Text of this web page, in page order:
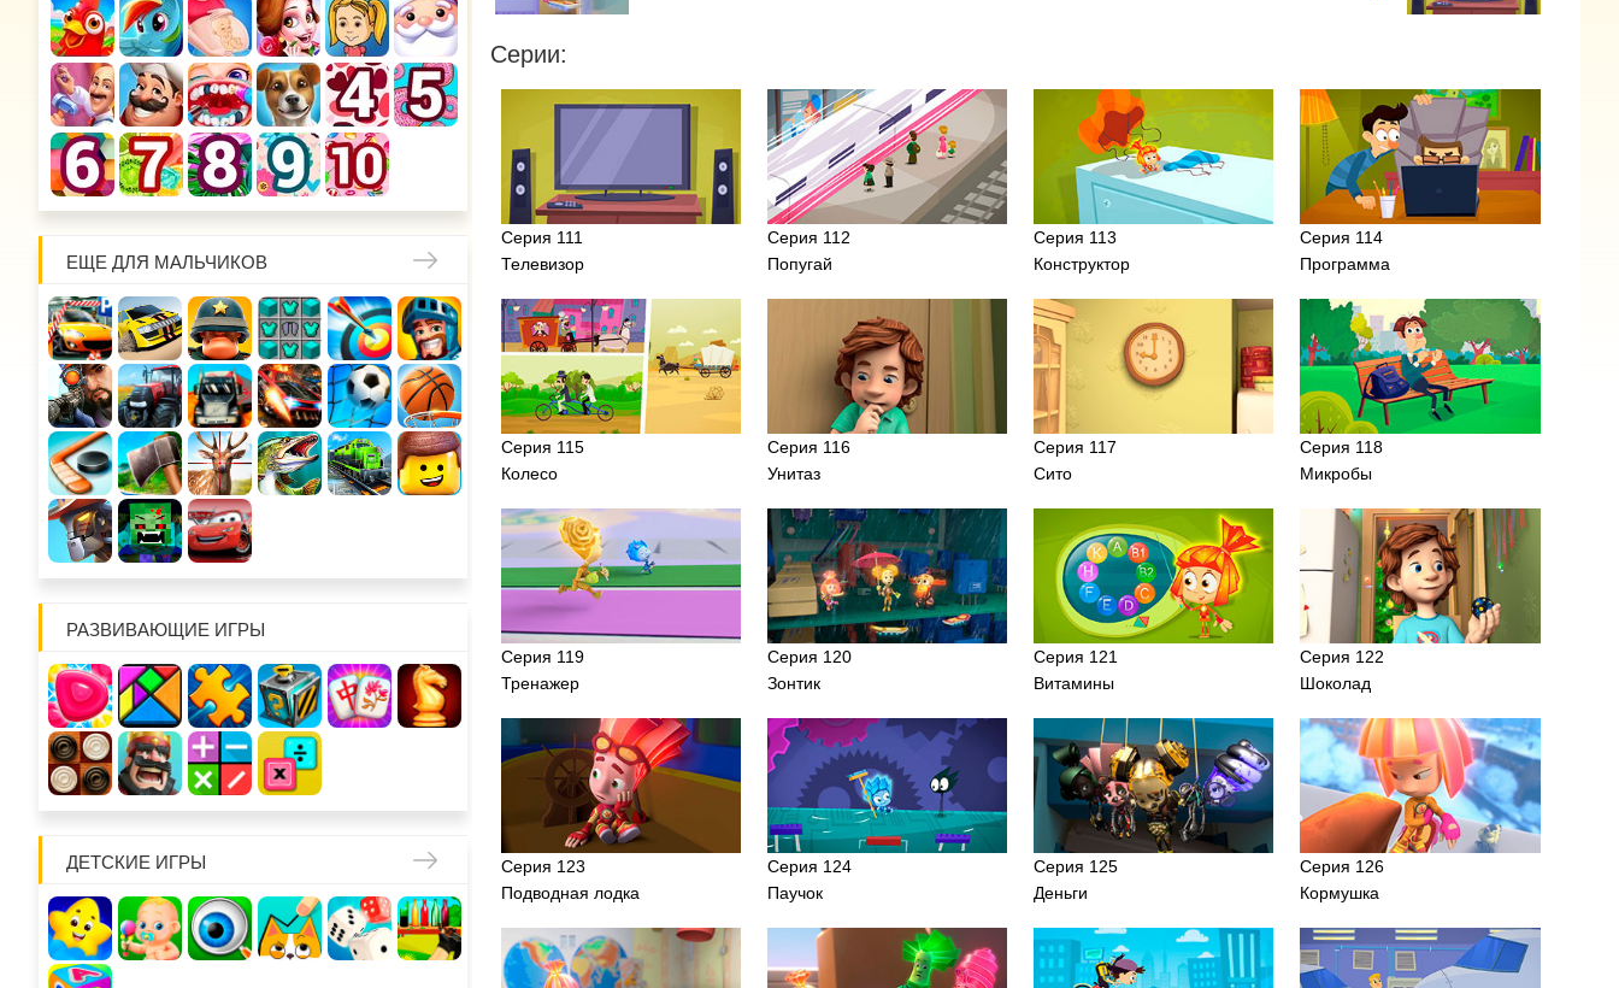
ЕЩЕ ДЛЯ МАЛЬЧИКОВ
РАЗВИВАЮЩИЕ ИГРЫ
ДЕТСКИЕ ИГРЫ
Серии:
Серия 111
Телевизор
Серия 112
Попугай
Серия 113
Конструктор
Серия 114
Программа
Серия 115
Колесо
Серия 116
Унитаз
Серия 117
Сито
Серия 118
Микробы
Серия 119
Тренажер
Серия 120
Зонтик
Серия 121
Витамины
Серия 122
Шоколад
Серия 123
Подводная лодка
Серия 124
Паучок
Серия 125
Деньги
Серия 126
Кормушка